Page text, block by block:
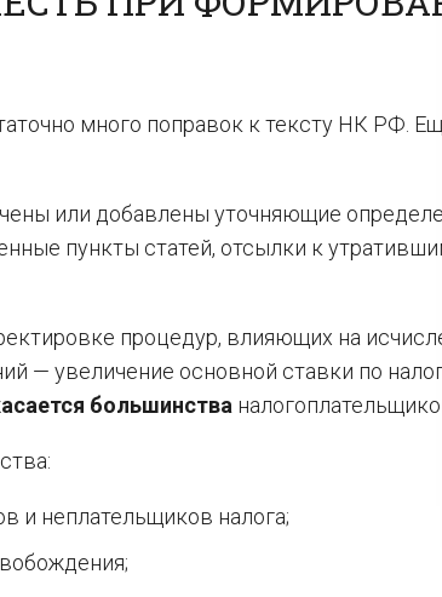
много поправок к тексту НК РФ.
или добавлены уточняющие
пункты статей, отсылки к
процедур, влияющих на
— увеличение основной ставки по
большинства
и неплательщиков налога;